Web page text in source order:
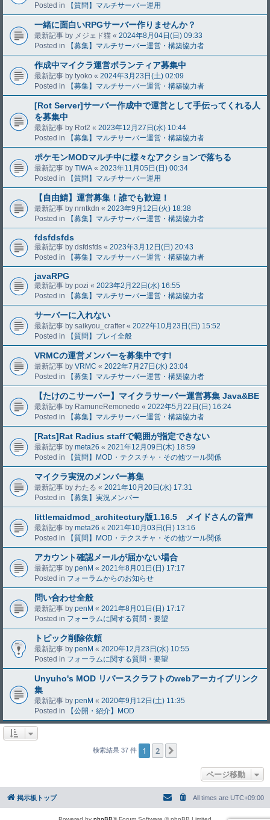
Posted in
【質問】マルチサーバー運用
一緒に面白いRPGサーバー作りませんか？
最新記事 by メジェド猫 « 2024年8月04日(日) 09:33
Posted in
【募集】マルチサーバー運営・構築協力者
作成中マイクラ運営ボランティア募集中
最新記事 by tyoko « 2024年3月23日(土) 02:09
Posted in
【募集】マルチサーバー運営・構築協力者
[Rot Server]サーバー作成中で運営として手伝ってくれる人
を募集中
最新記事 by Rot2 « 2023年12月27日(水) 10:44
Posted in
【募集】マルチサーバー運営・構築協力者
ポケモンMODマルチ中に様々なアクションで落ちる
最新記事 by TIWA « 2023年11月05日(日) 00:34
Posted in
【質問】マルチサーバー運用
【自由鯖】運営募集！誰でも歓迎！
最新記事 by nrntkdn « 2023年9月12日(火) 18:38
Posted in
【募集】マルチサーバー運営・構築協力者
fdsfdsfds
最新記事 by dsfdsfds « 2023年3月12日(日) 20:43
Posted in
【募集】マルチサーバー運営・構築協力者
javaRPG
最新記事 by pozi « 2023年2月22日(水) 16:55
Posted in
【募集】マルチサーバー運営・構築協力者
サーバーに入れない
最新記事 by saikyou_crafter « 2022年10月23日(日) 15:52
Posted in
【質問】プレイ全般
VRMCの運営メンバーを募集中です!
最新記事 by VRMC « 2022年7月27日(水) 23:04
Posted in
【募集】マルチサーバー運営・構築協力者
【たけのこサーバー】マイクラサーバー運営募集 Java&BE
最新記事 by RamuneRemonedo « 2022年5月22日(日) 16:24
Posted in
【募集】マルチサーバー運営・構築協力者
[Rats]Rat Radius staffで範囲が指定できない
最新記事 by meta26 « 2021年12月09日(木) 18:59
Posted in
【質問】MOD・テクスチャ・その他ツール関係
マイクラ実況のメンバー募集
最新記事 by わたる « 2021年10月20日(水) 17:31
Posted in
【募集】実況メンバー
littlemaidmod_architectury版1.16.5 メイドさんの音声
最新記事 by meta26 « 2021年10月03日(日) 13:16
Posted in
【質問】MOD・テクスチャ・その他ツール関係
アカウント確認メールが届かない場合
最新記事 by penM « 2021年8月01日(日) 17:17
Posted in フォーラムからのお知らせ
問い合わせ全般
最新記事 by penM « 2021年8月01日(日) 17:17
Posted in フォーラムに関する質問・要望
トピック削除依頼
最新記事 by penM « 2020年12月23日(水) 10:55
Posted in フォーラムに関する質問・要望
Unyuho's MOD リバースクラフトのwebアーカイブリンク
集
最新記事 by penM « 2020年9月12日(土) 11:35
Posted in
【公開・紹介】MOD
検索結果 37 件 1 2
ページ移動
掲示板トップ All times are UTC+09:00